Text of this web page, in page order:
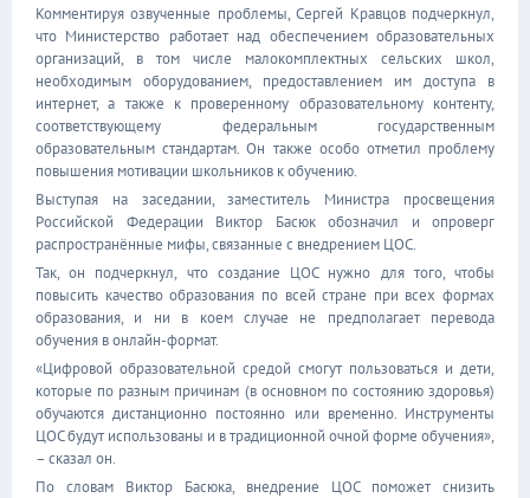
Комментируя озвученные проблемы, Сергей Кравцов подчеркнул,
что Министерство работает над обеспечением образовательных
организаций, в том числе малокомплектных сельских школ,
необходимым оборудованием, предоставлением им доступа в
интернет, а также к проверенному образовательному контенту,
соответствующему федеральным государственным
образовательным стандартам. Он также особо отметил проблему
повышения мотивации школьников к обучению.
Выступая на заседании, заместитель Министра просвещения
Российской Федерации Виктор Басюк обозначил и опроверг
распространённые мифы, связанные с внедрением ЦОС.
Так, он подчеркнул, что создание ЦОС нужно для того, чтобы
повысить качество образования по всей стране при всех формах
образования, и ни в коем случае не предполагает перевода
обучения в онлайн-формат.
«Цифровой образовательной средой смогут пользоваться и дети,
которые по разным причинам (в основном по состоянию здоровья)
обучаются дистанционно постоянно или временно. Инструменты
ЦОС будут использованы и в традиционной очной форме обучения»,
– сказал он.
По словам Виктор Басюка, внедрение ЦОС поможет снизить